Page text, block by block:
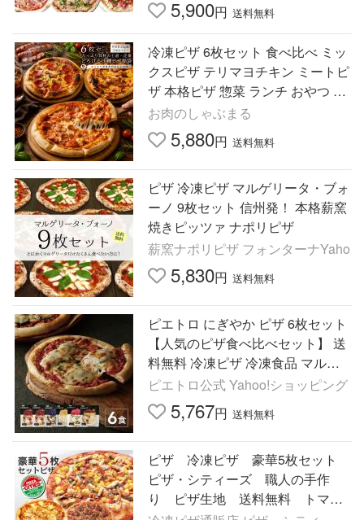
5,900円 送料無料
冷凍ピザ 6枚セット 食べ比べ ミッ
クスピザ テリマヨチキン ミートピ
ザ 本格ピザ 惣菜 ランチ おやつ パ
ーティー 冷凍食品 爆買
お肉のしゃぶまる
5,880円 送料無料
ピザ 冷凍ピザ マルゲリータ・ブォ
ーノ 9枚セット 信州発！ 本格薪窯
焼きピッツァ ナポリピザ
薪窯ナポリピザ フォンターナYaho
5,830円 送料無料
ピエトロ にぎやか ピザ 6枚セット
【人気のピザ食べ比べセット】 送
料無料 冷凍ピザ 冷凍食品 マルゲ
リータ クワトロフォルマッジ
ピエトロ公式 Yahoo!ショッピング
5,767円 送料無料
ピザ 冷凍ピザ 豪華5枚セット
ピザ・シティーズ 職人の手作
り ピザ生地 送料無料 トマ